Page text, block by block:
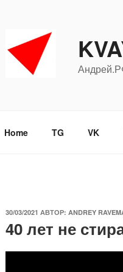
Home TG VK
ОПУБЛИКОВАНО
30/03/2021 АВТОР: ANDREY
40 лет не